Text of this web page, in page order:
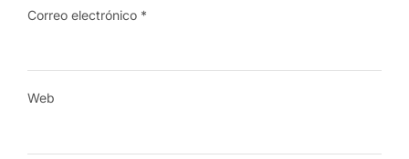
Correo electrónico *
Web